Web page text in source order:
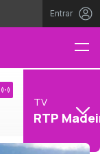
Entrar
TV
RTP